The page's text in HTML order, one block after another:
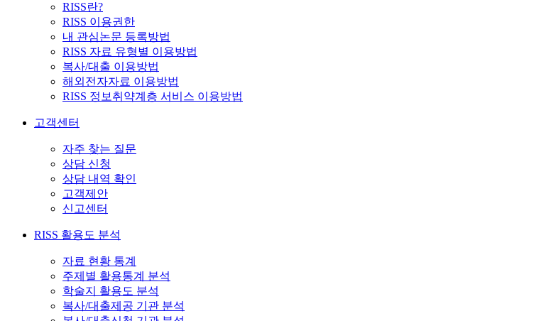
RISS란?
RISS 이용권한
내 관심논문 등록방법
RISS 자료 유형별 이용방법
복사/대출 이용방법
해외전자자료 이용방법
RISS 정보취약계층 서비스 이용방법
고객센터
자주 찾는 질문
상담 신청
상담 내역 확인
고객제안
신고센터
RISS 활용도 분석
자료 현황 통계
주제별 활용통계 분석
학술지 활용도 분석
복사/대출제공 기관 분석